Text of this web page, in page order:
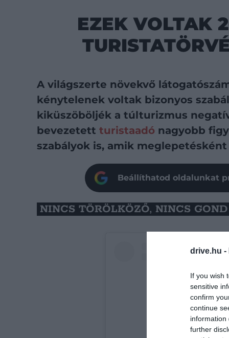
drive.hu -
If you wish
sensitive
confirm
continue
information
further
EZEK VOLTAK
A világszerte növekvő
kénytelenek voltak bizonyos
kiküszöböljék a túlturizmus
bevezetett turistaadó nagyobb
szabályok is, amik
Beállíthatod oldalunkat
NINCS TÖRÖLKÖZŐ, NINCS